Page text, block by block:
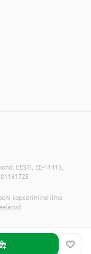
EESTI, EE-11415,
kopeerimine ilma